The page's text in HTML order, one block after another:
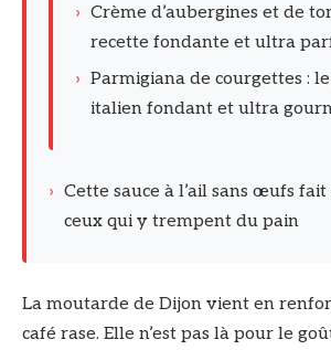
› Crème d’aubergines et de
recette fondante et ultra
› Parmigiana de courgettes :
italien fondant et ultra
› Cette sauce à l’ail sans œufs
ceux qui y trempent du pain
La moutarde de Dijon vient en
café rase. Elle n’est pas là pour le